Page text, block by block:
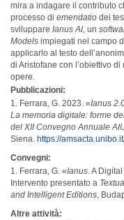
mira a indagare il contributo
processo di emendatio dei
sviluppare Ianus AI, un
Models impiegati nel campo
applicarlo al testo
di Aristofane con l’obiettivo
opere.
Pubblicazioni:
Ferrara, G. 2023. «Ianus
La memoria digitale: forme
del XII Convegno Annuale
Siena. https://
Convegni:
Ferrara, G. «Ianus. A
Intervento presentato a
and Intelligent Editions,
Altre attività: